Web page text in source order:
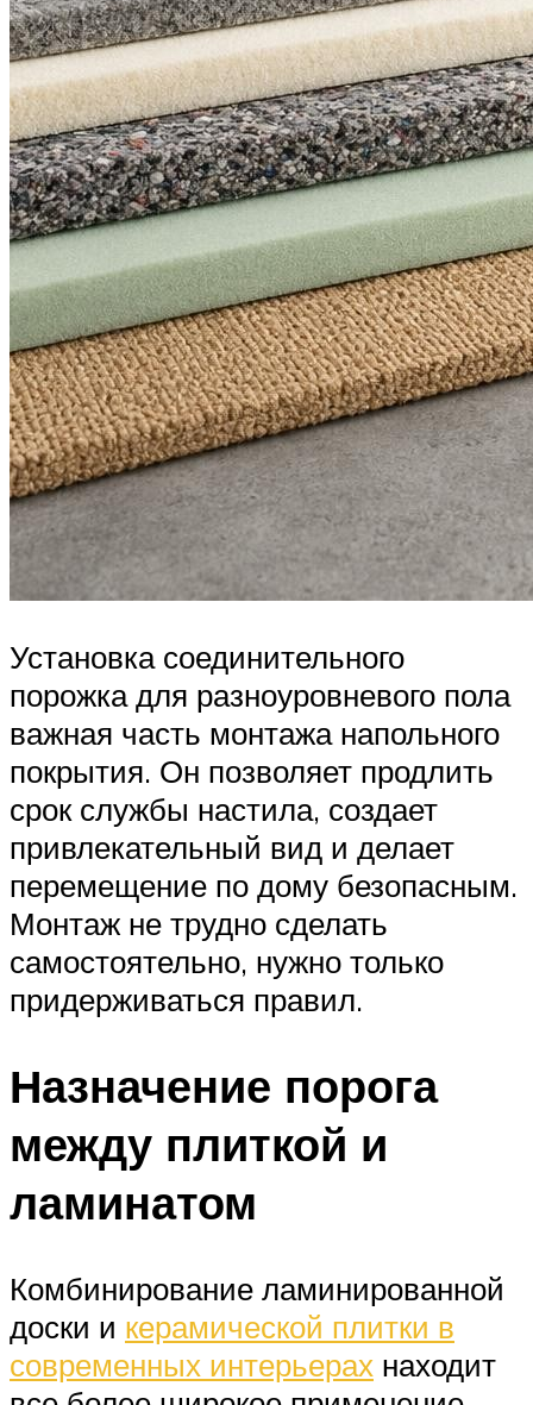
Установка соединительного
порожка для разноуровневого пола
важная часть монтажа напольного
покрытия. Он позволяет продлить
срок службы настила, создает
привлекательный вид и делает
перемещение по дому безопасным.
Монтаж не трудно сделать
самостоятельно, нужно только
придерживаться правил.
Назначение порога
между плиткой и
ламинатом
Комбинирование ламинированной
доски и керамической плитки в
современных интерьерах находит